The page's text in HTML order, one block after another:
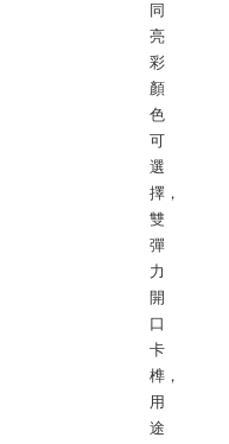
同
亮
彩
顏
色
可
選
擇，
雙
彈
力
開
口
卡
榫，
用
途